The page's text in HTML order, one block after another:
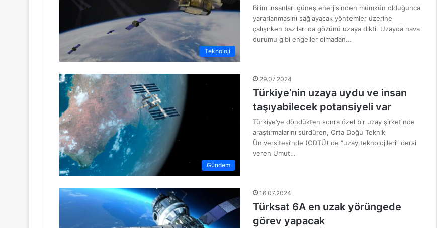
Teknoloji
Bilim insanları güneş enerjisinden mümkün olduğunca
yararlanmasını sağlayacak yöntemler üzerine
çalışırken bazıları da gözünü uzaya dikti. Uzayda hava
durumu gibi engeller olmadan…
Gündem
29.07.2024
Türkiye’nin uzaya uydu ve insan
taşıyabilecek potansiyeli var
Türkiye’ye döndükten sonra özel bir uzay şirketinde
araştırmalarını sürdüren, Orta Doğu Teknik
Üniversitesi’nde (ODTÜ) de “uzay teknolojileri” dersi
veren Umut…
16.07.2024
Türksat 6A en uzak yörüngede
görev yapacak